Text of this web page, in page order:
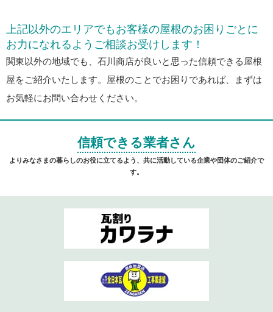
上記以外のエリアでもお客様の屋根のお困りごとに
お力になれるようご相談お受けします！
関東以外の地域でも、石川商店が良いと思った信頼できる屋根
屋をご紹介いたします。屋根のことでお困りであれば、まずは
お気軽にお問い合わせください。
信頼できる業者さん
よりみなさまの暮らしのお役に立てるよう、共に活動している企業や団体のご紹介で
す。